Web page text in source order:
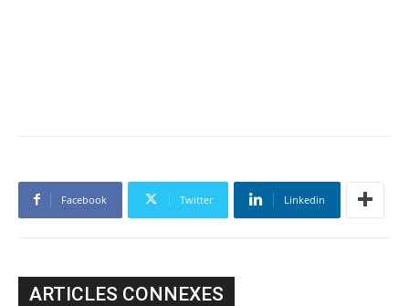
Facebook Twitter Linkedin
ARTICLES CONNEXES